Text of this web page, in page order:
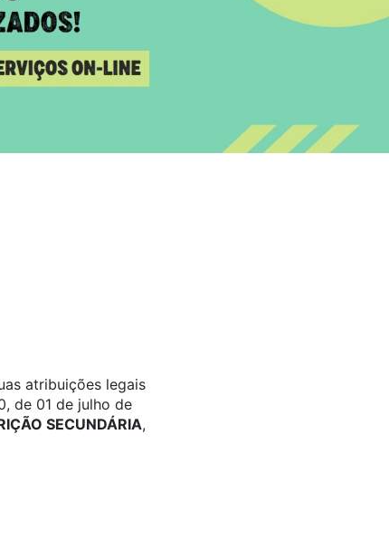
atribuições legais
de 01 de julho de
SECUNDÁRIA,